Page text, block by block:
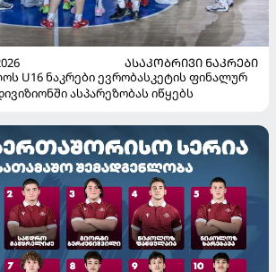
ᲐᲡᲐᲙᲝᲑᲠᲘᲕᲘ ᲜᲐᲙᲠᲔᲑᲘ
U16 ნაკრები ევრობასკეტის ფინალურ
ასპარეზობას იწყებს